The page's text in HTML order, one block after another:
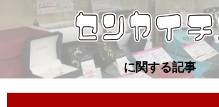
に関する記事